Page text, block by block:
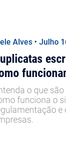
Alves • Julho
o que
funciona o
e